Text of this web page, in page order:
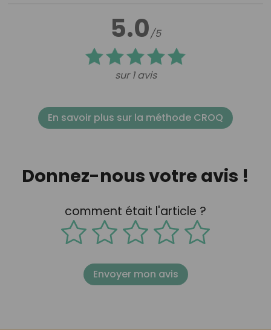
5.0/5
sur 1 avis
En savoir plus sur la méthode CROQ
Donnez-nous votre avis !
comment était l'article ?
Envoyer mon avis